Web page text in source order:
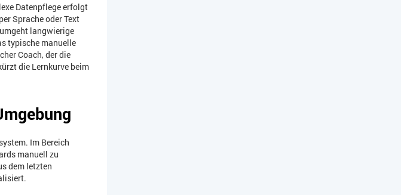
Datenpflege erfolgt
Sprache oder Text
langwierige
typische manuelle
Coach, der die
die Lernkurve beim
Im Bereich
manuell zu
dem letzten